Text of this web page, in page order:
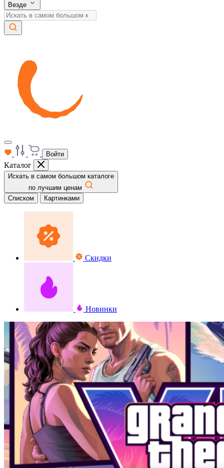
Везде
Войти
Каталог
Искать в самом большом каталоге
по лучшим ценам
Списком
Картинками
Скидки
Новинки